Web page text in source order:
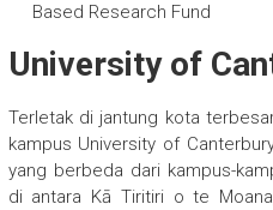
Based Research Fund
University of
Terletak di jantung kota
kampus University of
yang berbeda dari kampus-
di antara Kā Tiritiri o te